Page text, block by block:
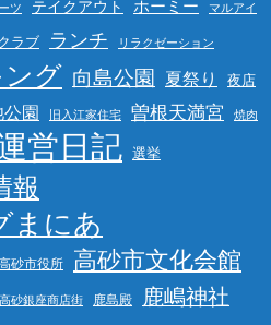
ツ テイクアウト ホーミー マルアイ
ラブ ランチ リラクゼーション
ング 向島公園 夏祭り 夜店
園 旧入江家住宅 曽根天満宮 焼肉
営日記 選挙
報
まにあ
砂市役所 高砂市文化会館
高砂銀座商店街 鹿島殿 鹿嶋神社